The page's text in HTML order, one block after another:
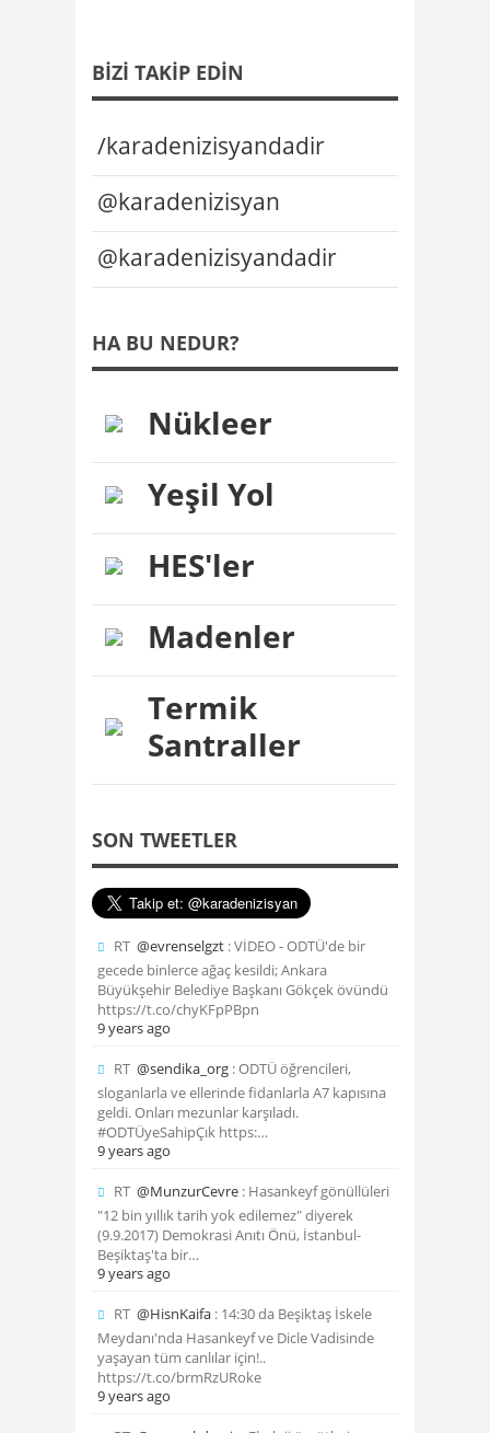
BIZI TAKIP EDIN
/karadenizisyandadir
@karadenizisyan
@karadenizisyandadir
HA BU NEDUR?
Nükleer
Yeşil Yol
HES'ler
Madenler
Termik
Santraller
SON TWEETLER
RT @evrenselgzt : VİDEO - ODTÜ'de bir
gecede binlerce ağaç kesildi; Ankara
Büyükşehir Belediye Başkanı Gökçek övündü
https://t.co/chyKFpPBpn
9 years ago
RT @sendika_org : ODTÜ öğrencileri,
sloganlarla ve ellerinde fidanlarla A7 kapısına
geldi. Onları mezunlar karşıladı.
#ODTÜyeSahipÇık https:…
9 years ago
RT @MunzurCevre : Hasankeyf gönüllüleri
"12 bin yıllık tarih yok edilemez" diyerek
(9.9.2017) Demokrasi Anıtı Önü, İstanbul-
Beşiktaş'ta bir…
9 years ago
RT @HisnKaifa : 14:30 da Beşiktaş İskele
Meydanı'nda Hasankeyf ve Dicle Vadisinde
yaşayan tüm canlılar için!..
https://t.co/brmRzURoke
9 years ago